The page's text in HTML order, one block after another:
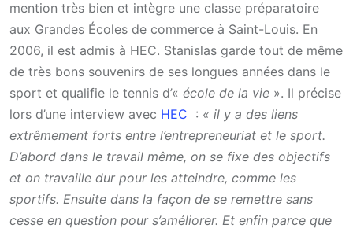
mention très bien et intègre une classe préparatoire
aux Grandes Écoles de commerce à Saint-Louis. En
2006, il est admis à HEC. Stanislas garde tout de même
de très bons souvenirs de ses longues années dans le
sport et qualifie le tennis d’« école de la vie ». Il précise
lors d’une interview avec HEC : « il y a des liens
extrêmement forts entre l’entrepreneuriat et le sport.
D’abord dans le travail même, on se fixe des objectifs
et on travaille dur pour les atteindre, comme les
sportifs. Ensuite dans la façon de se remettre sans
cesse en question pour s’améliorer. Et enfin parce que